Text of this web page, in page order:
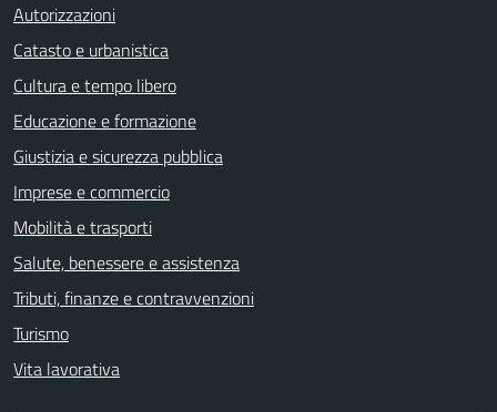
Autorizzazioni
Catasto e urbanistica
Cultura e tempo libero
Educazione e formazione
Giustizia e sicurezza pubblica
Imprese e commercio
Mobilità e trasporti
Salute, benessere e assistenza
Tributi, finanze e contravvenzioni
Turismo
Vita lavorativa